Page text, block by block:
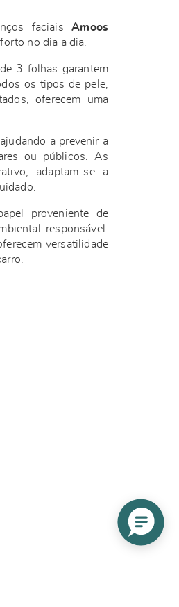
faciaisAmoos
no dia a dia.
3 folhas garantem
os tipos de pele,
oferecem uma
a prevenir a
ou públicos. As
adaptam-se a
proveniente de
responsável.
versatilidade